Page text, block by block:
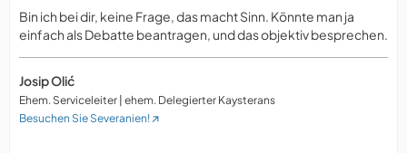
Bin ich bei dir, keine Frage, das macht Sinn. Könnte man ja
einfach als Debatte beantragen, und das objektiv besprechen.
Josip Olić
Ehem. Serviceleiter | ehem. Delegierter Kaysterans
Besuchen Sie Severanien!